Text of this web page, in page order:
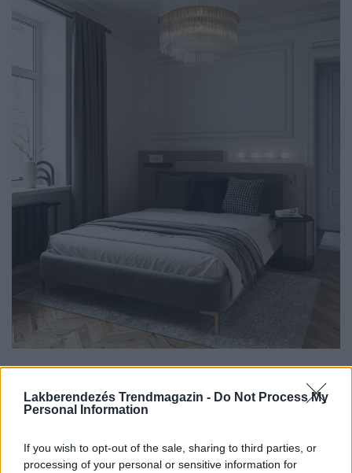
Lakberendezés Trendmagazin - Do Not Process My
Personal Information
If you wish to opt-out of the sale, sharing to third parties, or
processing of your personal or sensitive information for
márványburkolat időtlen eleganciát kölcsönöz, míg a
térnek. A fekete mosdószekrény kontrasztot alkot a
fehér kőburkolattal, a letisztult formák pedig modern és